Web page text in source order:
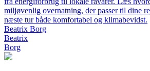
miljøvenlig overnatning, der passer til dine
næste tur både komfortabel og klimabevidst.
Beatrix Borg
Beatrix
Borg